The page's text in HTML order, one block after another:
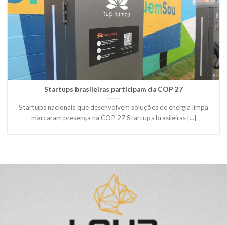
Startups brasileiras participam da COP 27
Startups nacionais que desenvolvem soluções de energia limpa
marcaram presença na COP 27 Startups brasileiras [...]